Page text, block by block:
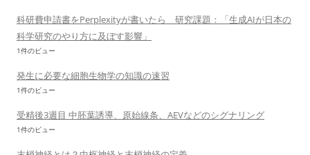
科研費申請書をPerplexityが書いたら 研究課題：「生成AIが日本の
科学研究のやり方に及ぼす影響」
1件のビュー
発生に必要な細胞生物学の知識の速習
1件のビュー
受精後3週目 中胚葉誘導、原始線条、AEVなどのシグナリング
1件のビュー